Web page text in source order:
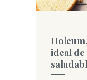
ideal de